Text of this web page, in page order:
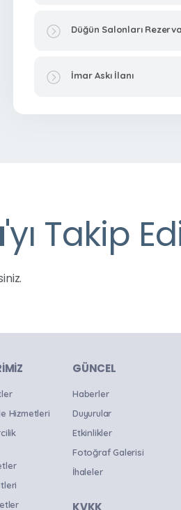
Düğün Salonları
İmar Askı İlanı
'yı Takip
Hizmetleri
GÜNCEL
Haberler
Duyurular
Etkinlikler
Fotoğraf Galerisi
İhaleler
KVKK